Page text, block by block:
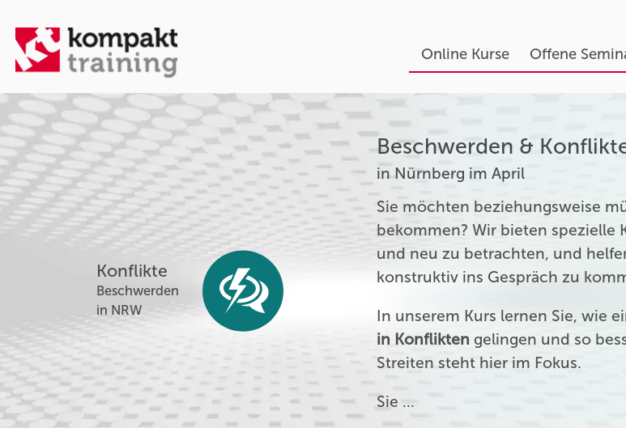
Online Kurse Offene
Konflikte
Beschwerden
in NRW
Beschwerden &
in Nürnberg im April
Sie möchten beziehungsweise
bekommen? Wir bieten spezielle
und neu zu betrachten, und
konstruktiv ins Gespräch zu
In unserem Kurs lernen Sie, wie
in Konflikten gelingen und so
Streiten steht hier im Fokus.
Sie …